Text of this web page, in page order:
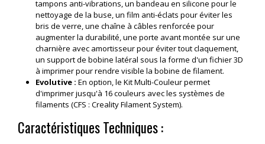
tampons anti-vibrations, un bandeau en silicone pour le
nettoyage de la buse, un film anti-éclats pour éviter les
bris de verre, une chaîne à câbles renforcée pour
augmenter la durabilité, une porte avant montée sur une
charnière avec amortisseur pour éviter tout claquement,
un support de bobine latéral sous la forme d'un fichier 3D
à imprimer pour rendre visible la bobine de filament.
Evolutive : En option, le Kit Multi-Couleur permet
d'imprimer jusqu'à 16 couleurs avec les systèmes de
filaments (CFS : Creality Filament System).
Caractéristiques Techniques :